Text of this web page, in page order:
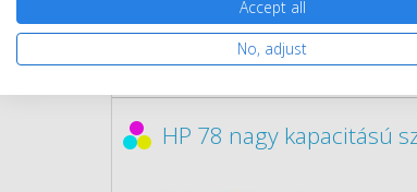
HP 78 nagy kapacitású
Accept all
No, adjust